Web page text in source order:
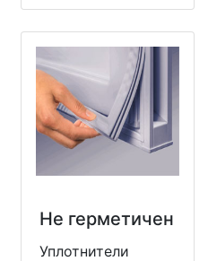
Не герметичен
Уплотнители